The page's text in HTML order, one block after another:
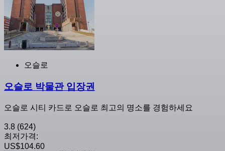
오슬로
오슬로 박물관 입장권
오슬로 시티 카드로 오슬로 최고의 명소를 경험하세요
3.8 (624)
최저가격:
US$104.60